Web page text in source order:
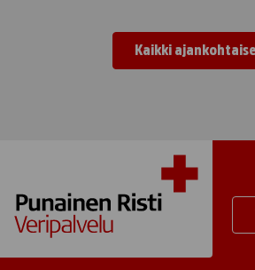
Kaikki